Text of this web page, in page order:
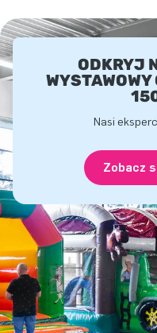
ODKRYJ
Nasi
Zobacz